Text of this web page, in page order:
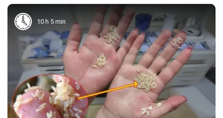
10 h 5 min